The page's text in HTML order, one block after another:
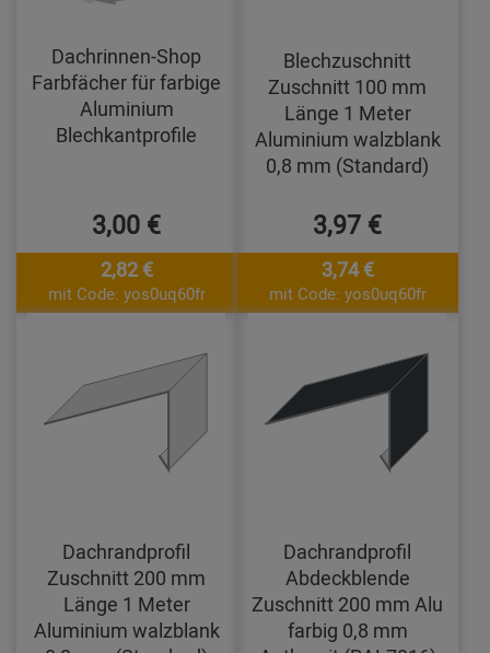
Dachrinnen-Shop
Farbfächer für farbige
Aluminium
Blechkantprofile
3,00 €
2,82 €
mit Code: yos0uq60fr
Blechzuschnitt
Zuschnitt 100 mm
Länge 1 Meter
Aluminium walzblank
0,8 mm (Standard)
3,97 €
3,74 €
mit Code: yos0uq60fr
Dachrandprofil
Zuschnitt 200 mm
Länge 1 Meter
Aluminium walzblank
Dachrandprofil
Abdeckblende
Zuschnitt 200 mm Alu
farbig 0,8 mm